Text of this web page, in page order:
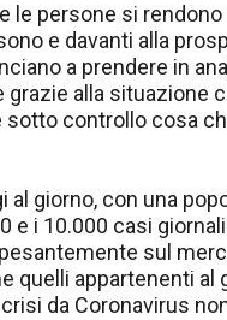
persone si
e davanti alla
a prendere in
alla situazione
controllo cosa
giorno, con una
i 10.000 casi
sul
quelli appartenenti al
da Coronavirus